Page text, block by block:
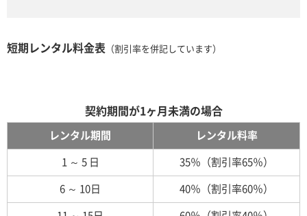
短期レンタル料金表 （割引率を併記しています）
契約期間が1ヶ月未満の場合
レンタル期間 レンタル料率
1 ～ 5 日 35％（割引率65％）
6 ～ 10日 40％（割引率60％）